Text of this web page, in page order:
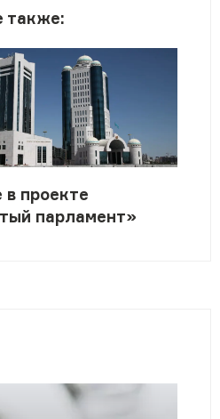
также:
в проекте
парламент»